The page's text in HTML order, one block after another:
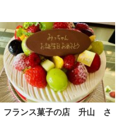
フランス菓子の店 升山 さ